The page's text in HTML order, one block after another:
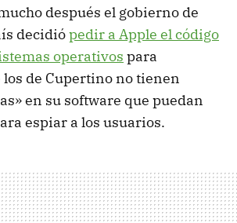
después el gobierno de
decidiópedir a Apple el código
operativos para
de Cupertino no tienen
en su software que puedan
espiar a los usuarios.